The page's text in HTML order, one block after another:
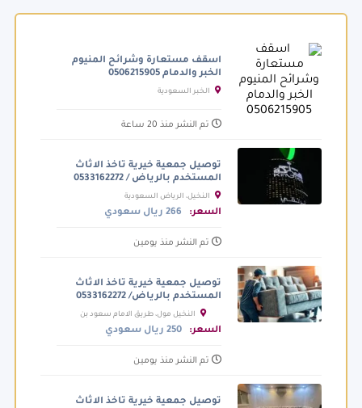
اسقف مستعارة وشرائح المنيوم
الخبر والدمام 0506215905
تم النشر منذ 20 ساعة
توصيل جمعية خيرية تاخذ الاثاث
المستخدم بالرياض / 0533162272
السعر: 266 ريال سعودي
تم النشر منذ يومين
توصيل جمعية خيرية تاخذ الاثاث
المستخدم بالرياض/ 0533162272
النخيل مول، طريق الامام سعود بن
عبدالعزيز بن محمد الفرعي، الرياض السعودية
السعر: 250 ريال سعودي
تم النشر منذ يومين
توصيل جمعية خيرية تاخذ الاثاث